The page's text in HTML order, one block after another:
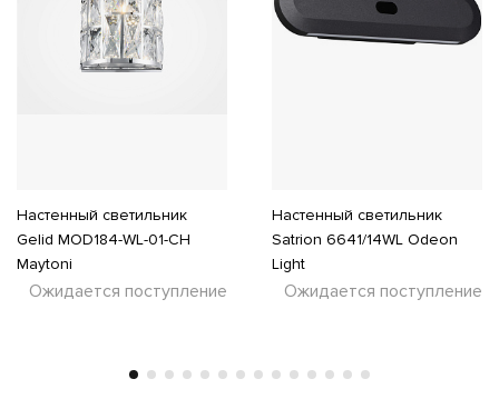
Настенный светильник
Gelid MOD184-WL-01-CH
Maytoni
Ожидается поступление
Настенный светильник
Satrion 6641/14WL Odeon
Light
Ожидается поступление